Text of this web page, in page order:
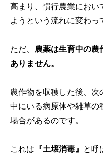
高まり、慣行農業におい
ようという流れに変わっ
ただ、 農薬は生育中の農
ありません。
農作物を収穫した後、
中にいる病原体や雑草の
場合があるのです。
これは 『土壌消毒』 と呼